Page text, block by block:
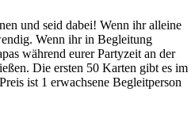
und seid dabei! Wenn ihr alleine
Wenn ihr in Begleitung
während eurer Partyzeit an der
Die ersten 50 Karten gibt es im
ist 1 erwachsene Begleitperson